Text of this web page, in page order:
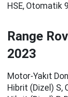
HSE, Otomatik
Range
2023
Motor-Yakıt
Hibrit (Dizel) S,